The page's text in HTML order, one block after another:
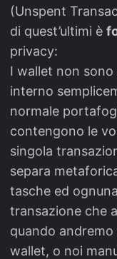
(Unspent
di quest’ultimi è
privacy:
I wallet non sono
interno
normale
contengono le
singola
separa
tasche ed
transazione che
quando
wallet, o noi